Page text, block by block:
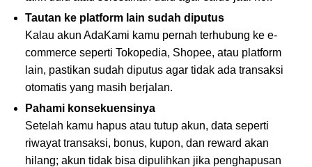
Tautan ke platform lain sudah diputus
Kalau akun AdaKami kamu pernah terhubung ke e-
commerce seperti Tokopedia, Shopee, atau platform
lain, pastikan sudah diputus agar tidak ada transaksi
otomatis yang masih berjalan.
Pahami konsekuensinya
Setelah kamu hapus atau tutup akun, data seperti
riwayat transaksi, bonus, kupon, dan reward akan
hilang; akun tidak bisa dipulihkan jika penghapusan